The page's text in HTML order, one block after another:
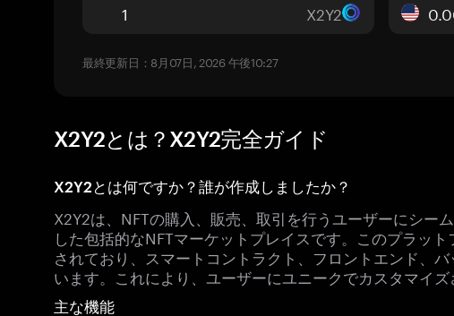
X2Y2
最終更新日：8月07日, 2026 午後10:27
X2Y2とは？X2Y2完全ガイド
X2Y2とは何ですか？誰が作成しましたか？
X2Y2は、NFTの購入、販売、取引を行うユーザーにシー
した包括的なNFTマーケットプレイスです。このプラッ
されており、スマートコントラクト、フロントエンド、
います。これにより、ユーザーにユニークでカスタマイズ
主な機能